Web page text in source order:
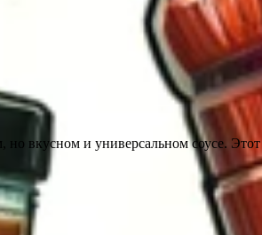
вкусном и универсальном соусе. Этот